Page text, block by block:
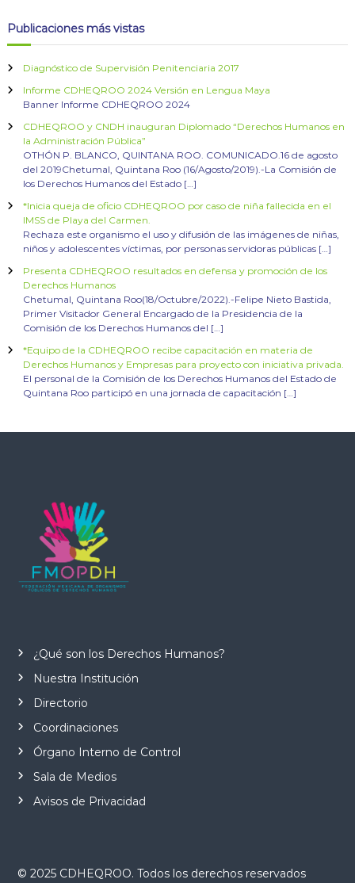
Publicaciones más vistas
Diagnóstico de Supervisión Penitenciaria 2017
Informe CDHEQROO 2024 Versión en Lengua Maya
Banner Informe CDHEQROO 2024
CDHEQROO y CNDH inauguran Diplomado “Derechos Humanos en
la Administración Pública”
OTHÓN P. BLANCO, QUINTANA ROO. COMUNICADO.16 de agosto
del 2019Chetumal, Quintana Roo (16/Agosto/2019).-La Comisión de
los Derechos Humanos del Estado […]
*Inicia queja de oficio CDHEQROO por caso de niña fallecida en el
IMSS de Playa del Carmen.
Rechaza este organismo el uso y difusión de las imágenes de niñas,
niños y adolescentes víctimas, por personas servidoras públicas […]
Presenta CDHEQROO resultados en defensa y promoción de los
Derechos Humanos
Chetumal, Quintana Roo(18/Octubre/2022).-Felipe Nieto Bastida,
Primer Visitador General Encargado de la Presidencia de la
Comisión de los Derechos Humanos del […]
*Equipo de la CDHEQROO recibe capacitación en materia de
Derechos Humanos y Empresas para proyecto con iniciativa privada.
El personal de la Comisión de los Derechos Humanos del Estado de
Quintana Roo participó en una jornada de capacitación […]
¿Qué son los Derechos Humanos?
Nuestra Institución
Directorio
Coordinaciones
Órgano Interno de Control
Sala de Medios
Avisos de Privacidad
© 2025 CDHEQROO. Todos los derechos reservados